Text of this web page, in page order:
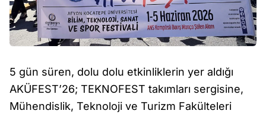
5 gün süren, dolu dolu etkinliklerin yer aldığı
AKÜFEST’26; TEKNOFEST takımları sergisine,
Mühendislik, Teknoloji ve Turizm Fakülteleri